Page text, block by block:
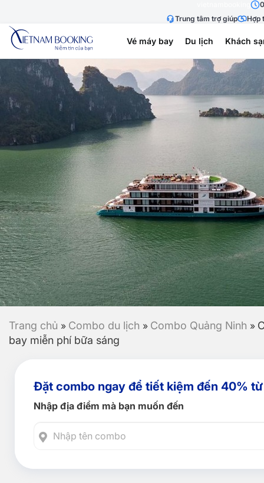
Trung tâm trợ giúp
Hợp
Vé máy bay Du lịch Khách
Trang chủ » Combo du lịch » Combo Quảng Ninh »
bay miễn phí bữa sáng
Đặt combo ngay để tiết kiệm đến 40%
Nhập địa điểm mà bạn muốn đến